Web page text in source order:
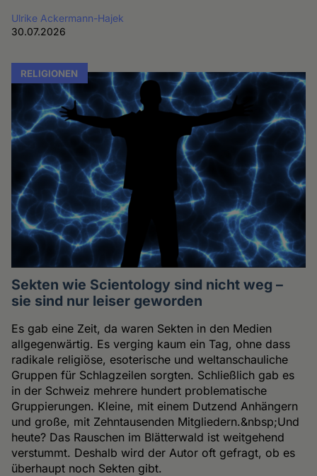
Ulrike Ackermann-Hajek
30.07.2026
RELIGIONEN
Sekten wie Scientology sind nicht weg –
sie sind nur leiser geworden
Es gab eine Zeit, da waren Sekten in den Medien
allgegenwärtig. Es verging kaum ein Tag, ohne dass
radikale religiöse, esoterische und weltanschauliche
Gruppen für Schlagzeilen sorgten. Schließlich gab es
in der Schweiz mehrere hundert problematische
Gruppierungen. Kleine, mit einem Dutzend Anhängern
und große, mit Zehntausenden Mitgliedern.&nbsp;Und
heute? Das Rauschen im Blätterwald ist weitgehend
verstummt. Deshalb wird der Autor oft gefragt, ob es
überhaupt noch Sekten gibt.